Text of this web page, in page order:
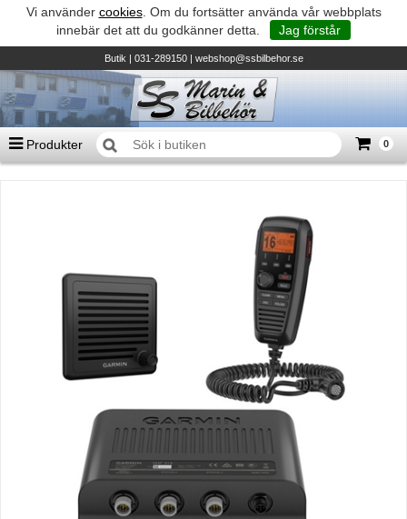
Vi använder cookies. Om du fortsätter använda vår webbplats
innebär det att du godkänner detta.
Jag förstår
Butik| 031-289150 | webshop@ssbilbehor.se
Produkter 0
TILL KASSAN
Suzuki - Utombordare
Suzumar - Gummibåtar
Honda - Utombordare
HonWave - Gummibåtar
Tohatsu - Utombordare
Minn Kota - elmotorer